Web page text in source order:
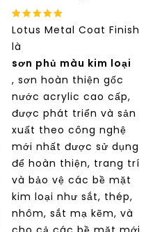
5.00
Lotus Metal Coat Finish
là
sơn phủ màu kim loại
, sơn hoàn thiện gốc
nước acrylic cao cấp,
được phát triển và sản
xuất theo công nghệ
mới nhất được sử dụng
để hoàn thiện, trang trí
và bảo vệ các bề mặt
kim loại như sắt, thép,
nhôm, sắt mạ kẽm, và